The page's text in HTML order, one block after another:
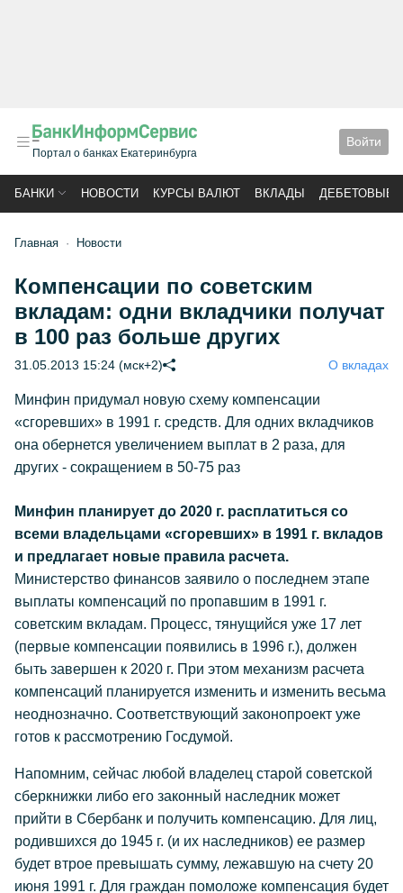
Портал о банках Екатеринбурга
Войти
БАНКИ НОВОСТИ КУРСЫ ВАЛЮТ ВКЛАДЫ ДЕБЕТОВЫЕ
Главная Новости
Компенсации по советским
вкладам: одни вкладчики получат
в 100 раз больше других
31.05.2013 15:24 (мск+2) О вкладах
Минфин придумал новую схему компенсации
«сгоревших» в 1991 г. средств. Для одних вкладчиков
она обернется увеличением выплат в 2 раза, для
других - сокращением в 50-75 раз
Минфин планирует до 2020 г. расплатиться со
всеми владельцами «сгоревших» в 1991 г. вкладов
и предлагает новые правила расчета.
Министерство финансов заявило о последнем этапе
выплаты компенсаций по пропавшим в 1991 г.
советским вкладам. Процесс, тянущийся уже 17 лет
(первые компенсации появились в 1996 г.), должен
быть завершен к 2020 г. При этом механизм расчета
компенсаций планируется изменить и изменить весьма
неоднозначно. Соответствующий законопроект уже
готов к рассмотрению Госдумой.
Напомним, сейчас любой владелец старой советской
сберкнижки либо его законный наследник может
прийти в Сбербанк и получить компенсацию. Для лиц,
родившихся до 1945 г. (и их наследников) ее размер
будет втрое превышать сумму, лежавшую на счету 20
июня 1991 г. Для граждан помоложе компенсация будет